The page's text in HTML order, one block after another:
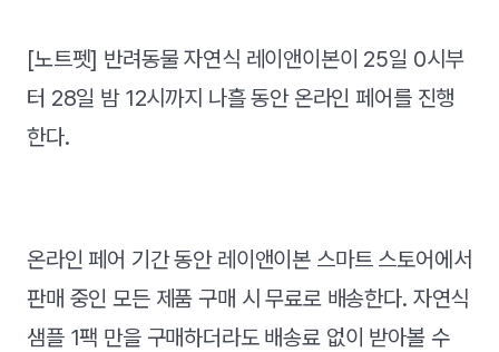
[노트펫] 반려동물 자연식 레이앤이본이 25일 0시부
터 28일 밤 12시까지 나흘 동안 온라인 페어를 진행
한다.
온라인 페어 기간 동안 레이앤이본 스마트 스토어에서
판매 중인 모든 제품 구매 시 무료로 배송한다. 자연식
샘플 1팩 만을 구매하더라도 배송료 없이 받아볼 수